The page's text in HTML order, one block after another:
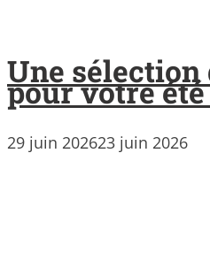
Une sélection
pour votre été
29 juin 202623 juin 2026